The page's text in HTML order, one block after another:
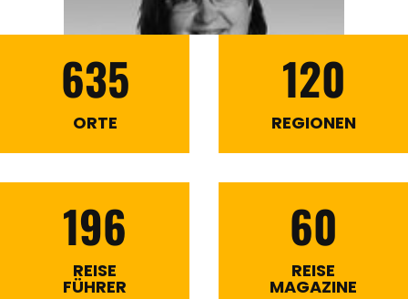
635
ORTE
120
REGIONEN
196
REISE
FÜHRER
60
REISE
MAGAZINE